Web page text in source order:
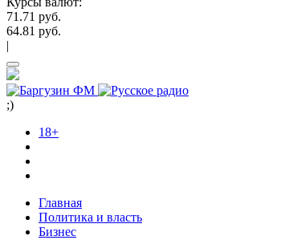
71.71 руб.
64.81 руб.
|
;)
18+
Главная
Политика и власть
Бизнес